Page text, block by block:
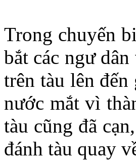
Trong chuyến
bắt các ngư
trên tàu lên
nước mắt vì
tàu cũng đã
đánh tàu quay